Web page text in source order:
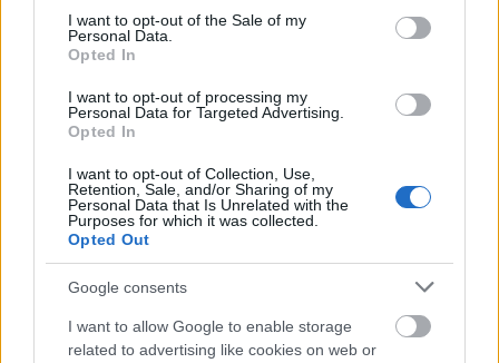
consent section.
I want to opt-out of the Sale of my
Personal Data.
Opted In
I want to opt-out of processing my
Personal Data for Targeted Advertising.
Opted In
I want to opt-out of Collection, Use,
Retention, Sale, and/or Sharing of my
Personal Data that Is Unrelated with the
Purposes for which it was collected.
Opted Out
Google consents
I want to allow Google to enable storage
related to advertising like cookies on web or
ügyelosztás rendjét is. Ez így nagyon nincs rendben,
mert Varga. Zs. András kinevezése legalábbis
Komlódi emlékeztetett rá, hogy a főbíró
szükség: az alkotmánybírák tavaly óta kérhetik a
bírói kinevezésüket, amely tisztségük Ab-tagként
szünetel, utána azonban kúriai bírók lehetnek. Így
lett ötéves „bírói” gyakorlata Varga Zs.-nek,
miközben Bakát azért váltották le, mert neki „csak”
strasbourgi ítélkezési gyakorlata volt. Az emberi
Jogok Európai Bírósága emiatt különben
elmarasztaltaMagyarországot.